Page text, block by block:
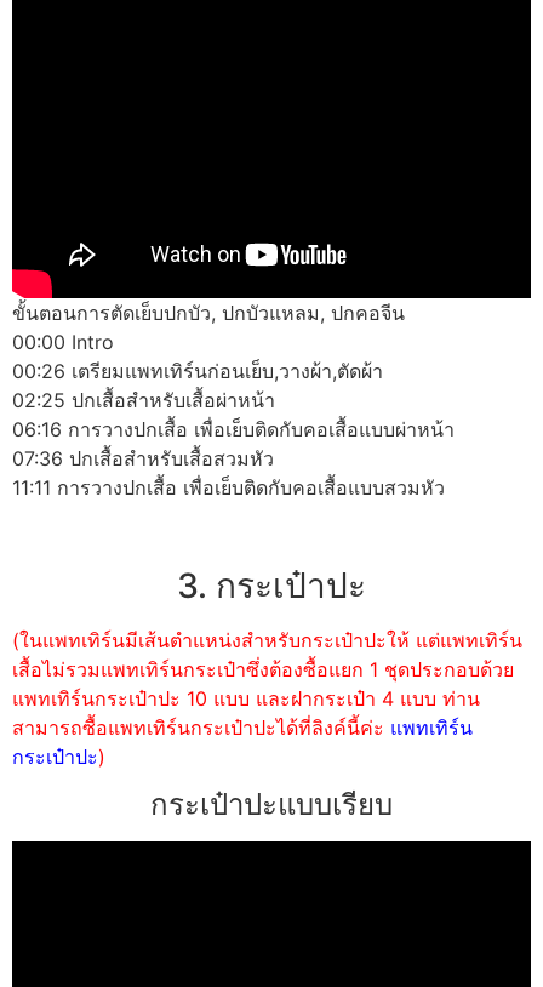
ขั้นตอนการตัดเย็บปกบัว, ปกบัวแหลม, ปกคอจีน
00:00 Intro
00:26 เตรียมแพทเทิร์นก่อนเย็บ,วางผ้า,ตัดผ้า
02:25 ปกเสื้อสำหรับเสื้อผ่าหน้า
06:16 การวางปกเสื้อ เพื่อเย็บติดกับคอเสื้อแบบผ่าหน้า
07:36 ปกเสื้อสำหรับเสื้อสวมหัว
11:11 การวางปกเสื้อ เพื่อเย็บติดกับคอเสื้อแบบสวมหัว
3. กระเป๋าปะ
(ในแพทเทิร์นมีเส้นตำแหน่งสำหรับกระเป๋าปะให้ แต่แพทเทิร์น
เสื้อไม่รวมแพทเทิร์นกระเป๋าซึ่งต้องซื้อแยก 1 ชุดประกอบด้วย
แพทเทิร์นกระเป๋าปะ 10 แบบ และฝากระเป๋า 4 แบบ ท่าน
สามารถซื้อแพทเทิร์นกระเป๋าปะได้ที่ลิงค์นี้ค่ะ แพทเทิร์น
กระเป๋าปะ)
กระเป๋าปะแบบเรียบ